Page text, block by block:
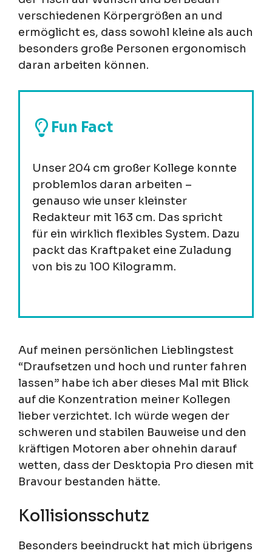
verschiedenen Körpergrößen an und
ermöglicht es, dass sowohl kleine als auch
besonders große Personen ergonomisch
daran arbeiten können.
Fun Fact
Unser 204 cm großer Kollege konnte
problemlos daran arbeiten –
genauso wie unser kleinster
Redakteur mit 163 cm. Das spricht
für ein wirklich flexibles System. Dazu
packt das Kraftpaket eine Zuladung
von bis zu 100 Kilogramm.
Auf meinen persönlichen Lieblingstest
“Draufsetzen und hoch und runter fahren
lassen” habe ich aber dieses Mal mit Blick
auf die Konzentration meiner Kollegen
lieber verzichtet. Ich würde wegen der
schweren und stabilen Bauweise und den
kräftigen Motoren aber ohnehin darauf
wetten, dass der Desktopia Pro diesen mit
Bravour bestanden hätte.
Kollisionsschutz
Besonders beeindruckt hat mich übrigens